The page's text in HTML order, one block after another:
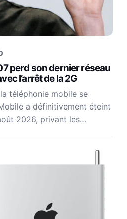
perd son dernier réseau
l’arrêt de la 2G
téléphonie mobile se
a définitivement éteint
2026, privant les…